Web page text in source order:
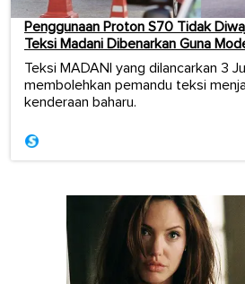
Penggunaan Proton S70 Tidak
Teksi Madani Dibenarkan Guna
Teksi MADANI yang dilancarkan 3
membolehkan pemandu teksi
kenderaan baharu.